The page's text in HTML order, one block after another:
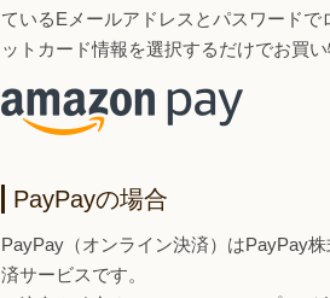
ているEメールアドレスとパスワード
ットカード情報を選択するだけでお買い
PayPayの場合
PayPay（オンライン決済）はPayPay
済サービスです。